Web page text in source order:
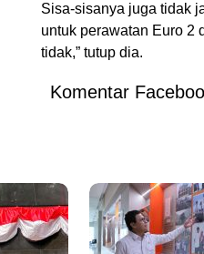
Sisa-sisanya juga tidak
untuk perawatan Euro 2
tidak,” tutup dia.
Komentar